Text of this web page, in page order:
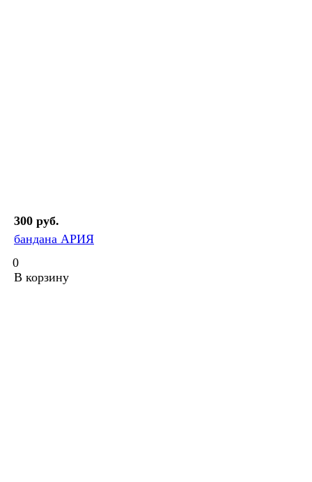
300 руб.
бандана АРИЯ
0
В корзину